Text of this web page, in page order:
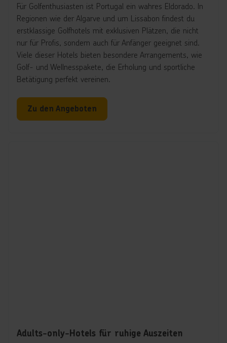
Für Golfenthusiasten ist Portugal ein wahres Eldorado. In
Regionen wie der Algarve und um Lissabon findest du
erstklassige Golfhotels mit exklusiven Plätzen, die nicht
nur für Profis, sondern auch für Anfänger geeignet sind.
Viele dieser Hotels bieten besondere Arrangements, wie
Golf- und Wellnesspakete, die Erholung und sportliche
Betätigung perfekt vereinen.
Zu den Angeboten
Adults-only-Hotels für ruhige Auszeiten